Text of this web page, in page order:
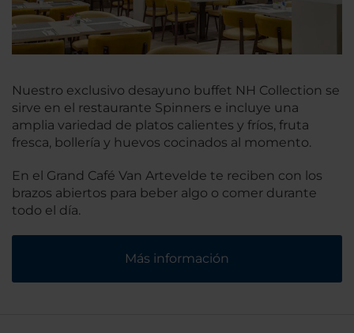
Nuestro exclusivo desayuno buffet NH Collection se
sirve en el restaurante Spinners e incluye una
amplia variedad de platos calientes y fríos, fruta
fresca, bollería y huevos cocinados al momento.
En el Grand Café Van Artevelde te reciben con los
brazos abiertos para beber algo o comer durante
todo el día.
Más información